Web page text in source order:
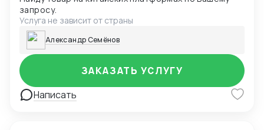
запросу.
Услуга не зависит от страны
Александр Семёнов
Написать
ЗАКАЗАТЬ УСЛУГУ